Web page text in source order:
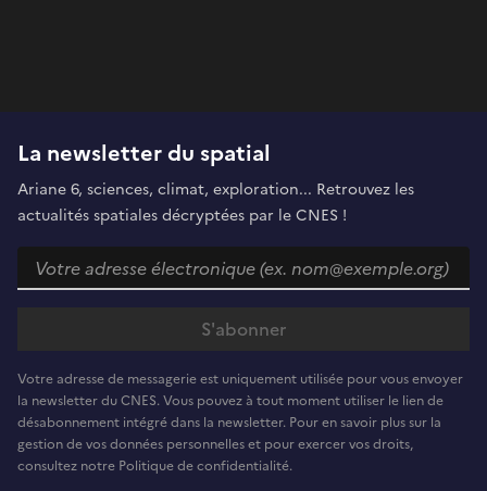
La newsletter du spatial
Ariane 6, sciences, climat, exploration... Retrouvez les
actualités spatiales décryptées par le CNES !
Votre adresse de messagerie est uniquement utilisée pour vous envoyer
la newsletter du CNES. Vous pouvez à tout moment utiliser le lien de
désabonnement intégré dans la newsletter. Pour en savoir plus sur la
gestion de vos données personnelles et pour exercer vos droits,
consultez notre Politique de confidentialité.